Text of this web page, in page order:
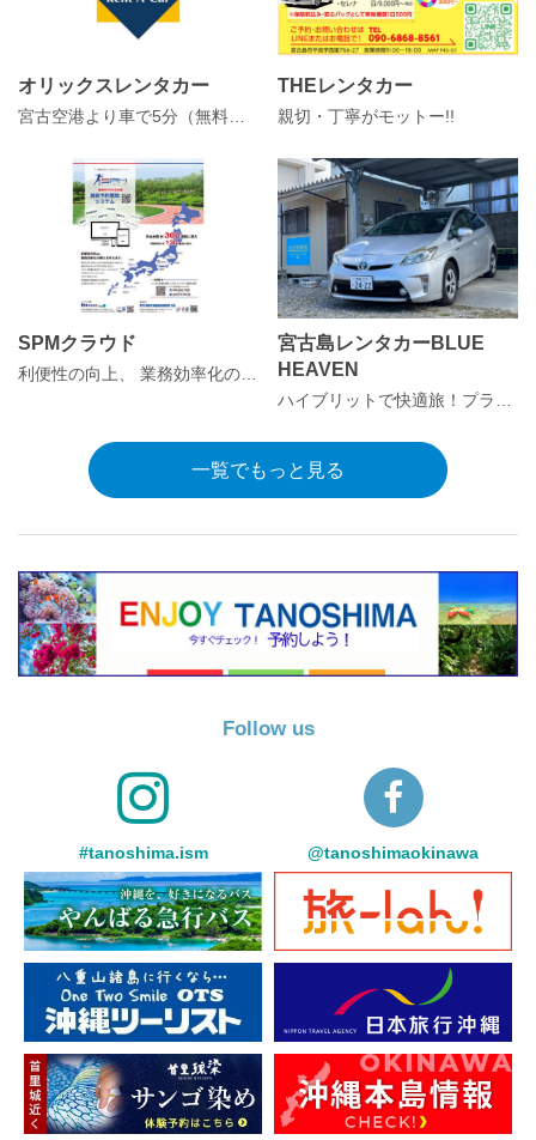
オリックスレンタカー THEレンタカー
親切・丁寧がモットー!!
SPMクラウド
宮古島レンタカーBLUE
HEAVEN
一覧でもっと見る
Follow us
#tanoshima.ism @tanoshimaokinawa